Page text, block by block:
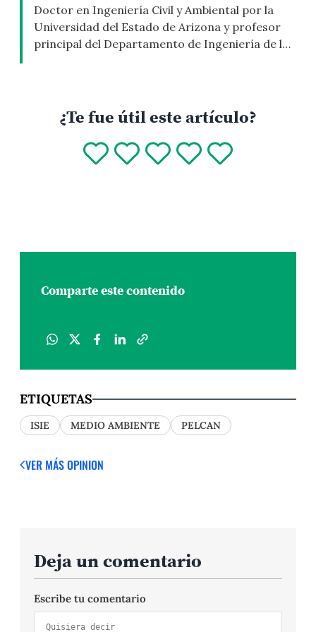
Doctor en Ingeniería Civil y Ambiental por la
Universidad del Estado de Arizona y profesor
principal del Departamento de Ingeniería de la
investigador distinguido en el registro nacional
de investigadores (Renacyt). Tiene amplia
experiencia en […]
¿Te fue útil este artículo?
Comparte este contenido
ETIQUETAS
ISIE MEDIO AMBIENTE PELCAN
VER MÁS OPINION
Deja un comentario
Escribe tu comentario